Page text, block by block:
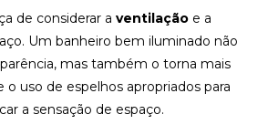
de considerar aventilação e a
Um banheiro bem iluminado não
mas também o torna mais
o uso de espelhos apropriados para
a sensação de espaço.